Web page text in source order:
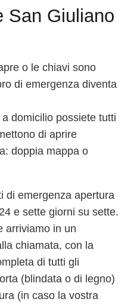
San Giuliano
o le chiavi sono
di emergenza diventa
domicilio possiete tutti
di aprire
doppia mappa o
di emergenza apertura
e sette giorni su sette.
arriviamo in un
chiamata, con la
di tutti gli
(blindata o di legno)
(in caso la vostra